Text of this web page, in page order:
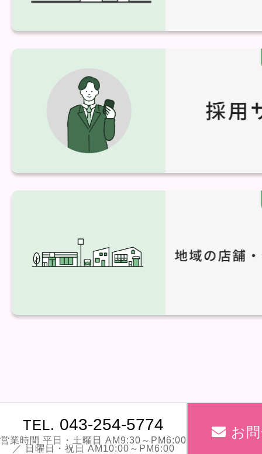
TEL. 043-254-5774
営業時間 平日・土曜日 AM9:30～PM6:00
／ 日曜日・祝日 AM10:00～PM6:00
お